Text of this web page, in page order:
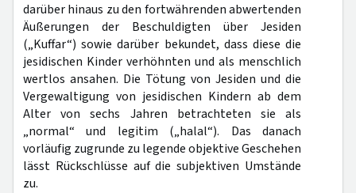
darüber hinaus zu den fortwährenden abwertenden
Äußerungen der Beschuldigten über Jesiden
(„Kuffar“) sowie darüber bekundet, dass diese die
jesidischen Kinder verhöhnten und als menschlich
wertlos ansahen. Die Tötung von Jesiden und die
Vergewaltigung von jesidischen Kindern ab dem
Alter von sechs Jahren betrachteten sie als
„normal“ und legitim („halal“). Das danach
vorläufig zugrunde zu legende objektive Geschehen
lässt Rückschlüsse auf die subjektiven Umstände
zu.